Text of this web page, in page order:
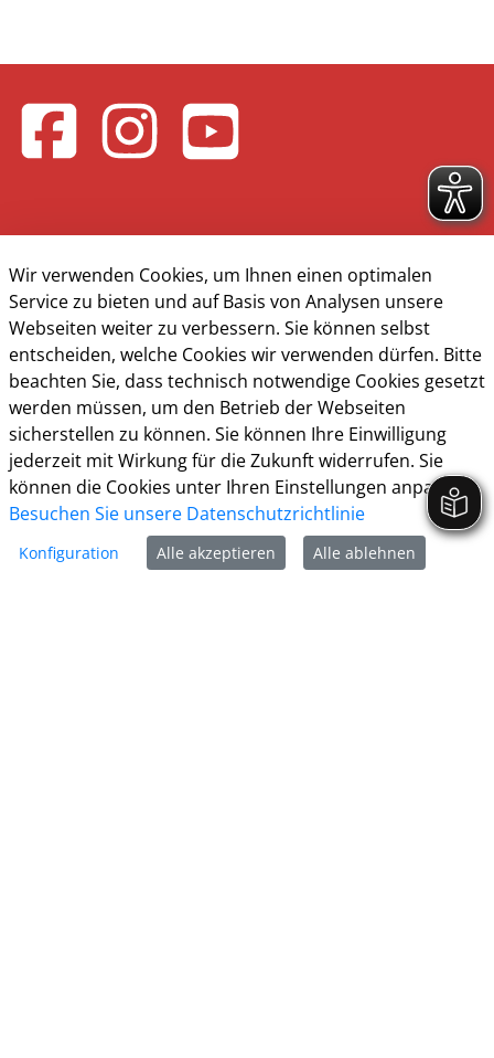
Kontakt & Öffnungzeiten
Presse
Impressum
Datenschutz
Barrierefreiheit
Cookie-Richtlinie
Wir verwenden Cookies, um Ihnen einen optimalen
Service zu bieten und auf Basis von Analysen unsere
Webseiten weiter zu verbessern. Sie können selbst
entscheiden, welche Cookies wir verwenden dürfen. Bitte
beachten Sie, dass technisch notwendige Cookies gesetzt
werden müssen, um den Betrieb der Webseiten
sicherstellen zu können. Sie können Ihre Einwilligung
jederzeit mit Wirkung für die Zukunft widerrufen. Sie
können die Cookies unter Ihren Einstellungen anpassen
Besuchen Sie unsere Datenschutzrichtlinie
Konfiguration Alle akzeptieren Alle ablehnen